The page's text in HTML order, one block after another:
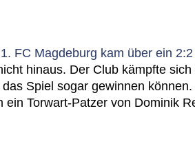
1. FC Magdeburg kam über ein
hinaus. Der Club kämpfte sich
Spiel sogar gewinnen
ein Torwart-Patzer von Dominik